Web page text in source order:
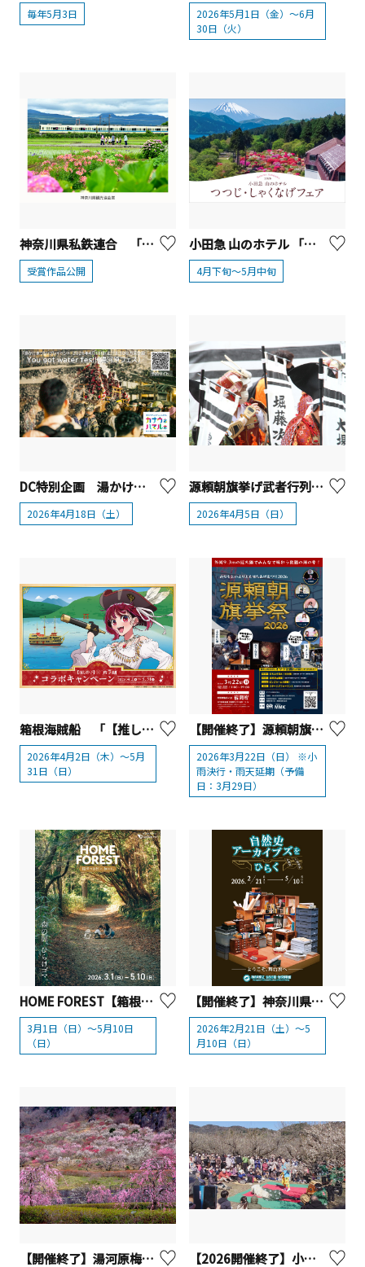
毎年5月3日
2026年5月1日（金）～6月
30日（火）
神奈川県私鉄連合 「神奈川公共交通でつむぐ神奈川の旅 フォトコンテスト」受賞作品発表
受賞作品公開
小田急 山のホテル 「つつじ・しゃくなげフェア2026」【箱根町】
4月下旬～5月中旬
DC特別企画 湯かけまつりプレイベント「You got water fes!! （湯河原フェス）」
2026年4月18日（土）
源頼朝旗挙げ武者行列【湯河原町】
2026年4月5日（日）
箱根海賊船 「【推しの子】×芦ノ湖」コラボイベント
2026年4月2日（木）～5月
31日（日）
【開催終了】源頼朝旗挙祭2026【真鶴町】
2026年3月22日（日） ※小
雨決行・雨天延期（予備
日：3月29日）
HOME FOREST【箱根町】
3月1日（日）～5月10日
（日）
【開催終了】神奈川県立生命の星・地球博物館 企画展「自然史アーカイブズをひらく」【小田原市】
2026年2月21日（土）～5
月10日（日）
【開催終了】湯河原梅林「梅の宴」【湯河原町】 【2026開催終了】小田原梅まつり（曽我梅林と小田原城址公園）【小田原市】